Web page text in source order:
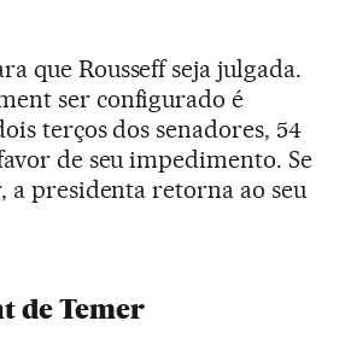
que Rousseff seja julgada.
ser configurado é
terços dos senadores, 54
de seu impedimento. Se
a presidenta retorna ao seu
de Temer